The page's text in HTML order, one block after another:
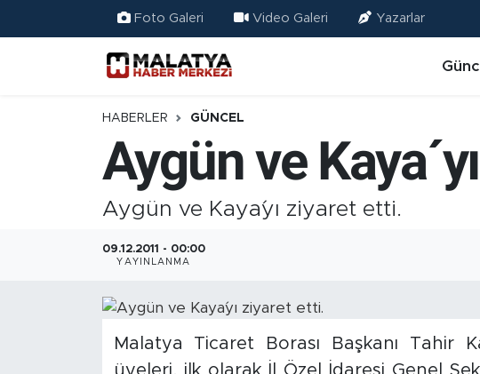
Foto Galeri Video Galeri Yazarlar
HABERLER GÜNCEL
Aygün ve
Aygün ve Kaya´yı ziyaret etti.
09.12.2011 - 00:00
YAYINLANMA
Malatya Ticaret Borası Başkanı Tahir
üyeleri, ilk olarak İl Özel İdaresi Genel
Türkiye
Ekonomi
Güncel